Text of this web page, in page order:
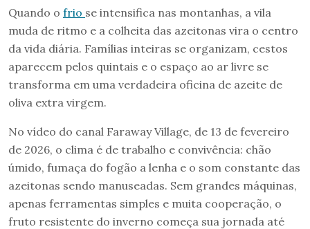
Quando o frio se intensifica nas montanhas, a vila
muda de ritmo e a colheita das azeitonas vira o centro
da vida diária. Famílias inteiras se organizam, cestos
aparecem pelos quintais e o espaço ao ar livre se
transforma em uma verdadeira oficina de azeite de
oliva extra virgem.
No vídeo do canal Faraway Village, de 13 de fevereiro
de 2026, o clima é de trabalho e convivência: chão
úmido, fumaça do fogão a lenha e o som constante das
azeitonas sendo manuseadas. Sem grandes máquinas,
apenas ferramentas simples e muita cooperação, o
fruto resistente do inverno começa sua jornada até